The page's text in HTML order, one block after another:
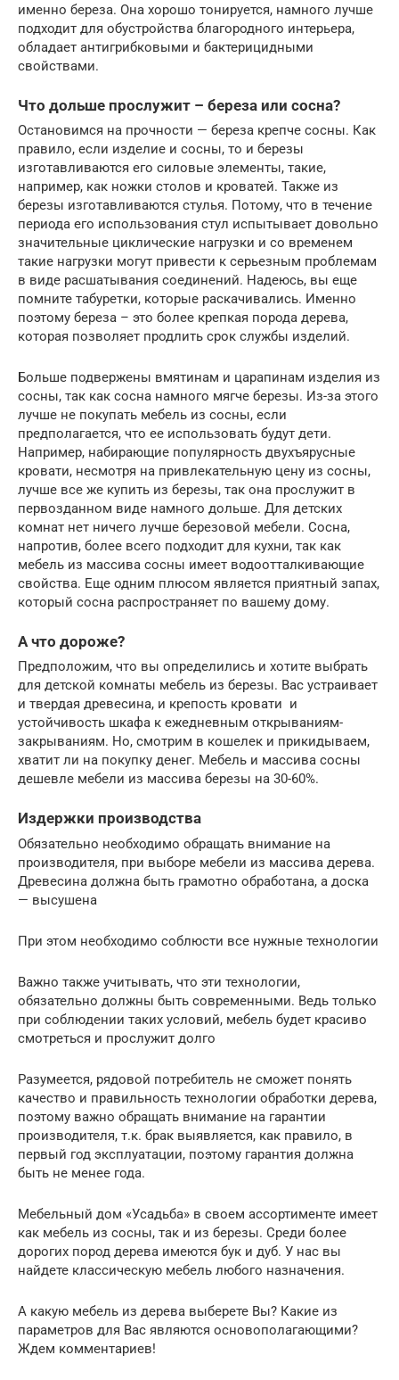
именно береза. Она хорошо тонируется, намного лучше
подходит для обустройства благородного интерьера,
обладает антигрибковыми и бактерицидными
свойствами.
Что дольше прослужит – береза или сосна?
Остановимся на прочности — береза крепче сосны. Как
правило, если изделие и сосны, то и березы
изготавливаются его силовые элементы, такие,
например, как ножки столов и кроватей. Также из
березы изготавливаются стулья. Потому, что в течение
периода его использования стул испытывает довольно
значительные циклические нагрузки и со временем
такие нагрузки могут привести к серьезным проблемам
в виде расшатывания соединений. Надеюсь, вы еще
помните табуретки, которые раскачивались. Именно
поэтому береза – это более крепкая порода дерева,
которая позволяет продлить срок службы изделий.
Больше подвержены вмятинам и царапинам изделия из
сосны, так как сосна намного мягче березы. Из-за этого
лучше не покупать мебель из сосны, если
предполагается, что ее использовать будут дети.
Например, набирающие популярность двухъярусные
кровати, несмотря на привлекательную цену из сосны,
лучше все же купить из березы, так она прослужит в
первозданном виде намного дольше. Для детских
комнат нет ничего лучше березовой мебели. Сосна,
напротив, более всего подходит для кухни, так как
мебель из массива сосны имеет водоотталкивающие
свойства. Еще одним плюсом является приятный запах,
который сосна распространяет по вашему дому.
А что дороже?
Предположим, что вы определились и хотите выбрать
для детской комнаты мебель из березы. Вас устраивает
и твердая древесина, и крепость кровати и
устойчивость шкафа к ежедневным открываниям-
закрываниям. Но, смотрим в кошелек и прикидываем,
хватит ли на покупку денег. Мебель и массива сосны
дешевле мебели из массива березы на 30-60%.
Издержки производства
Обязательно необходимо обращать внимание на
производителя, при выборе мебели из массива дерева.
Древесина должна быть грамотно обработана, а доска
— высушена
При этом необходимо соблюсти все нужные технологии
Важно также учитывать, что эти технологии,
обязательно должны быть современными. Ведь только
при соблюдении таких условий, мебель будет красиво
смотреться и прослужит долго
Разумеется, рядовой потребитель не сможет понять
качество и правильность технологии обработки дерева,
поэтому важно обращать внимание на гарантии
производителя, т.к. брак выявляется, как правило, в
первый год эксплуатации, поэтому гарантия должна
быть не менее года.
Мебельный дом «Усадьба» в своем ассортименте имеет
как мебель из сосны, так и из березы. Среди более
дорогих пород дерева имеются бук и дуб. У нас вы
найдете классическую мебель любого назначения.
А какую мебель из дерева выберете Вы? Какие из
параметров для Вас являются основополагающими?
Ждем комментариев!